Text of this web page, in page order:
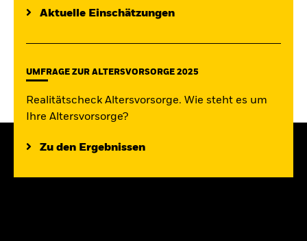
Aktuelle Einschätzungen
UMFRAGE ZUR ALTERSVORSORGE 2025
Realitätscheck Altersvorsorge. Wie steht es um
Ihre Altersvorsorge?
Zu den Ergebnissen